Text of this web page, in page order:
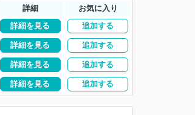
詳細 お気に入り
詳細を見る 追加する
詳細を見る 追加する
詳細を見る 追加する
詳細を見る 追加する